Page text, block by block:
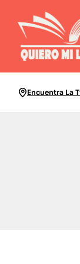
Encuentra La